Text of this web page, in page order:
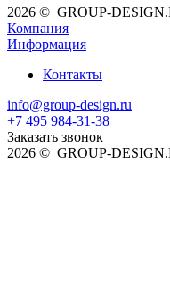
2026 © GROUP-
Компания
Информация
Контакты
info@group-design.ru
+7 495 984-31-38
Заказать звонок
2026 © GROUP-